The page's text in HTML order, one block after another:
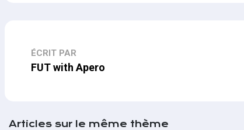
ÉCRIT PAR
FUT with Apero
Articles sur le même thème